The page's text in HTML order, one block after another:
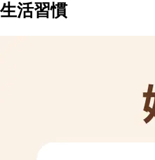
生活習慣